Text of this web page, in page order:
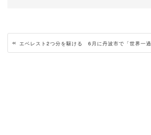
« エベレスト2つ分を駆ける 6月に丹波市で「世界一過酷」なレース